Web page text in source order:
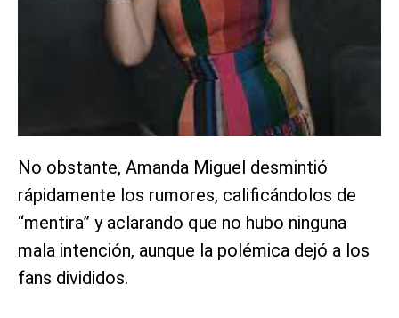
No obstante, Amanda Miguel desmintió
rápidamente los rumores, calificándolos de
“mentira” y aclarando que no hubo ninguna
mala intención, aunque la polémica dejó a los
fans divididos.